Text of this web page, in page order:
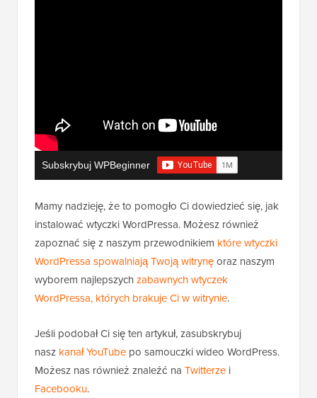
Subskrybuj WPBeginner
Mamy nadzieję, że to pomogło Ci dowiedzieć się, jak
instalować wtyczki WordPressa. Możesz również
zapoznać się z naszym przewodnikiem które wtyczki
WordPressa spowalniają Twoją witrynęoraz naszym
wyborem najlepszychzabawnych wtyczek
WordPressa, których brakuje Ci w witrynie.
Jeśli podobał Ci się ten artykuł, zasubskrybuj
nasz kanał YouTube po samouczki wideo WordPress.
Możesz nas również znaleźć na Twitterze i
Facebooku.